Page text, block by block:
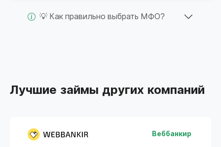
💡 Как правильно выбрать МФО?
Лучшие займы других компаний
Веббанкир